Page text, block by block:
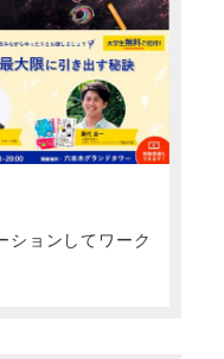
ションしてワーク